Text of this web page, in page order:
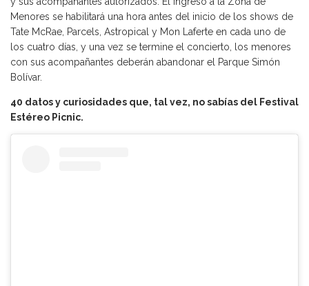
Menores se habilitará una hora antes del inicio de los shows de
Tate McRae, Parcels, Astropical y Mon Laferte en cada uno de
los cuatro días, y una vez se termine el concierto, los menores
con sus acompañantes deberán abandonar el Parque Simón
Bolívar.
40 datos y curiosidades que, tal vez, no sabías del Festival
Estéreo Picnic.